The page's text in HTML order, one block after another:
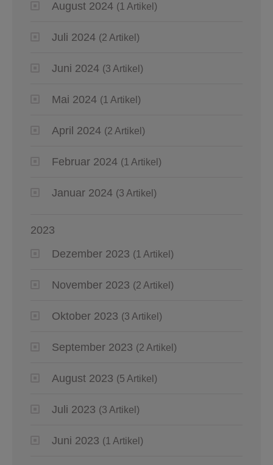
August 2024 (1 Artikel)
Juli 2024 (2 Artikel)
Juni 2024 (3 Artikel)
Mai 2024 (1 Artikel)
April 2024 (2 Artikel)
Februar 2024 (1 Artikel)
Januar 2024 (3 Artikel)
2023
Dezember 2023 (1 Artikel)
November 2023 (2 Artikel)
Oktober 2023 (3 Artikel)
September 2023 (2 Artikel)
August 2023 (5 Artikel)
Juli 2023 (3 Artikel)
Juni 2023 (1 Artikel)